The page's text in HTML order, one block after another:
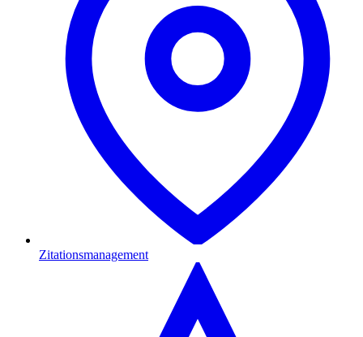
Zitationsmanagement